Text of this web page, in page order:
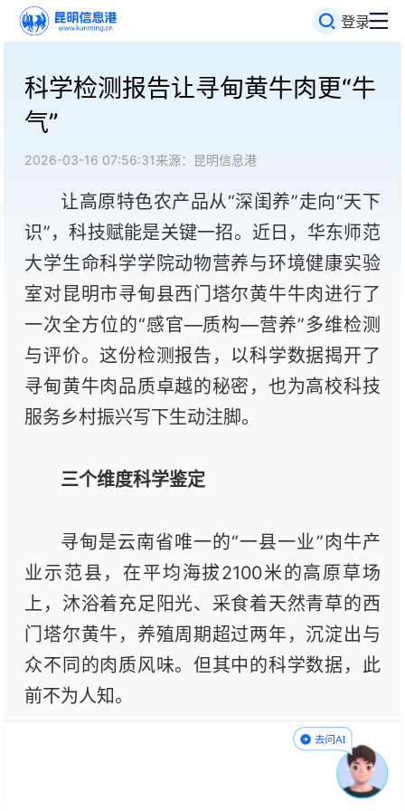
登录
科学检测报告让寻甸黄牛肉更“牛
气”
2026-03-16 07:56:31来源：昆明信息港
让高原特色农产品从“深闺养”走向“天下
识”，科技赋能是关键一招。近日，华东师范
大学生命科学学院动物营养与环境健康实验
室对昆明市寻甸县西门塔尔黄牛牛肉进行了
一次全方位的“感官—质构—营养”多维检测
与评价。这份检测报告，以科学数据揭开了
寻甸黄牛肉品质卓越的秘密，也为高校科技
服务乡村振兴写下生动注脚。
三个维度科学鉴定
寻甸是云南省唯一的“一县一业”肉牛产
业示范县，在平均海拔2100米的高原草场
上，沐浴着充足阳光、采食着天然青草的西
门塔尔黄牛，养殖周期超过两年，沉淀出与
众不同的肉质风味。但其中的科学数据，此
前不为人知。
华东师范大学生命科学学院动物营养与
环境健康实验室通过食品质量分析检测平